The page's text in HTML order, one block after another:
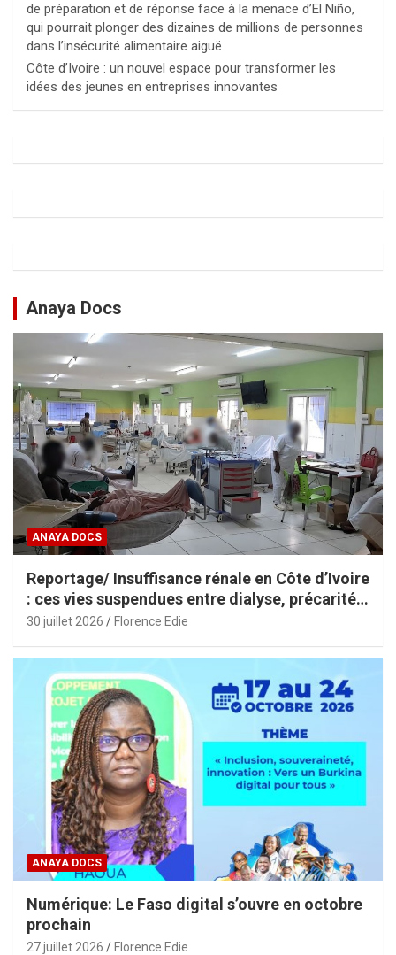
de préparation et de réponse face à la menace d’El Niño,
qui pourrait plonger des dizaines de millions de personnes
dans l’insécurité alimentaire aiguë
Côte d’Ivoire : un nouvel espace pour transformer les
idées des jeunes en entreprises innovantes
Anaya Docs
ANAYA DOCS
Reportage/ Insuffisance rénale en Côte d’Ivoire
: ces vies suspendues entre dialyse, précarité
et espoir
30 juillet 2026 Florence Edie
ANAYA DOCS
Numérique: Le Faso digital s’ouvre en octobre
prochain
27 juillet 2026 Florence Edie